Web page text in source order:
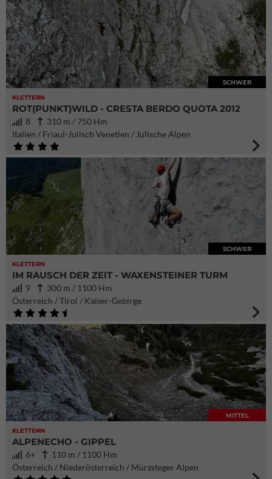
KLETTERN
SCHWER
ROT(PUNKT)WILD - CRESTA BERDO QUOTA 2012
8
310 m / 750 Hm
Italien / Friaul-Julisch Venetien / Julische Alpen
KLETTERN
SCHWER
IM RAUSCH DER ZEIT - WAXENSTEINER TURM
9
300 m / 1100 Hm
Österreich / Tirol / Kaiser-Gebirge
KLETTERN
MITTEL
ALPENECHO - GIPPEL
6+
110 m / 1100 Hm
Österreich / Niederösterreich / Mürzsteger Alpen